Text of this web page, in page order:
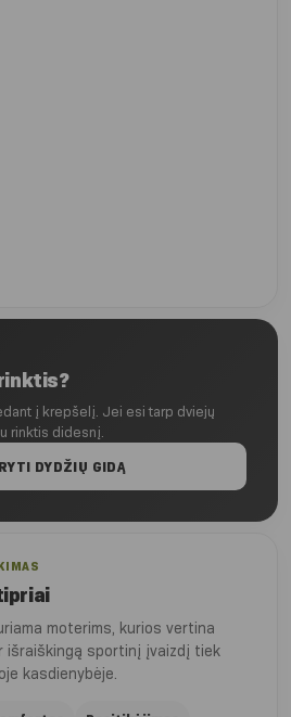
į krepšelį. Jei esi tarp dviejų
rinktis didesnį.
DYDŽIŲ GIDĄ
moterims, kurios vertina
išraiškingą sportinį įvaizdį tiek
kasdienybėje.